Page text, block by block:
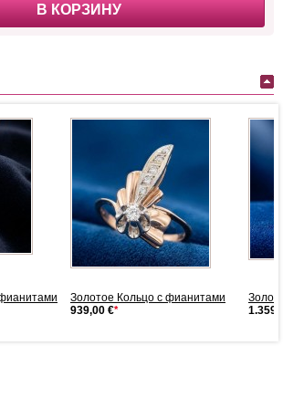
В КОРЗИНУ
Золотое Кольцо с фианитами
939,00 €*